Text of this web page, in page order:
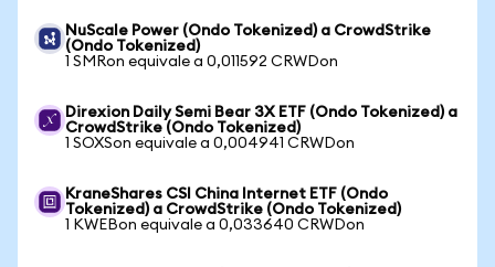
NuScale Power (Ondo Tokenized) a CrowdStrike
(Ondo Tokenized)
1 SMRon equivale a 0,011592 CRWDon
Direxion Daily Semi Bear 3X ETF (Ondo Tokenized) a
CrowdStrike (Ondo Tokenized)
1 SOXSon equivale a 0,004941 CRWDon
KraneShares CSI China Internet ETF (Ondo
Tokenized) a CrowdStrike (Ondo Tokenized)
1 KWEBon equivale a 0,033640 CRWDon